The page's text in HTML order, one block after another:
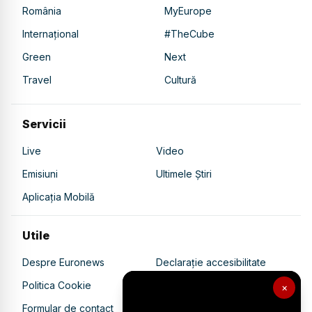
×
România
MyEurope
Internațional
#TheCube
Green
Next
Travel
Cultură
Servicii
Live
Video
Emisiuni
Ultimele Știri
Aplicația Mobilă
Utile
Despre Euronews
Declarație accesibilitate
Politica Cookie
Politica de confidențialitate
Formular de contact